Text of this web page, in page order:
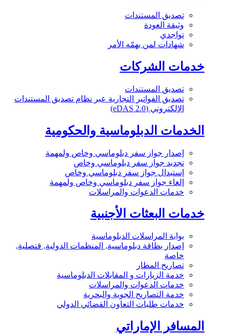
تصديق المستندات
وثيقة العودة
تواجدي
شهادات لمن يهمّه الأمر
خدمات الشركات
تصديق المستندات
تصديق الفواتير التجارية عبر نظام تصديق المستندات
الإلكتروني (eDAS 2.0)
الخدمات الدبلوماسية والحكومية
إصدار جواز سفر دبلوماسي وخاص ولمهمة
تجديد جواز سفر دبلوماسي وخاص
إستبدال جواز سفر دبلوماسي وخاص
إلغاء جواز سفر دبلوماسي وخاص ولمهمة
خدمات الدعوات والمراسلات
خدمات البعثات الأجنبية
بوابة المراسلات الدبلوماسية
إصدار بطاقة دبلوماسية, المنظمات الدولية, قنصلية,
خاصة
تصاريح المطار
خدمة الزيارات و المقابلات الدبلوماسية
خدمات الدعوات والمراسلات
خدمة التصاريح الجوية والبحرية
خدمات طلبات التعاون القضائي الدولي
المسافر الإماراتي